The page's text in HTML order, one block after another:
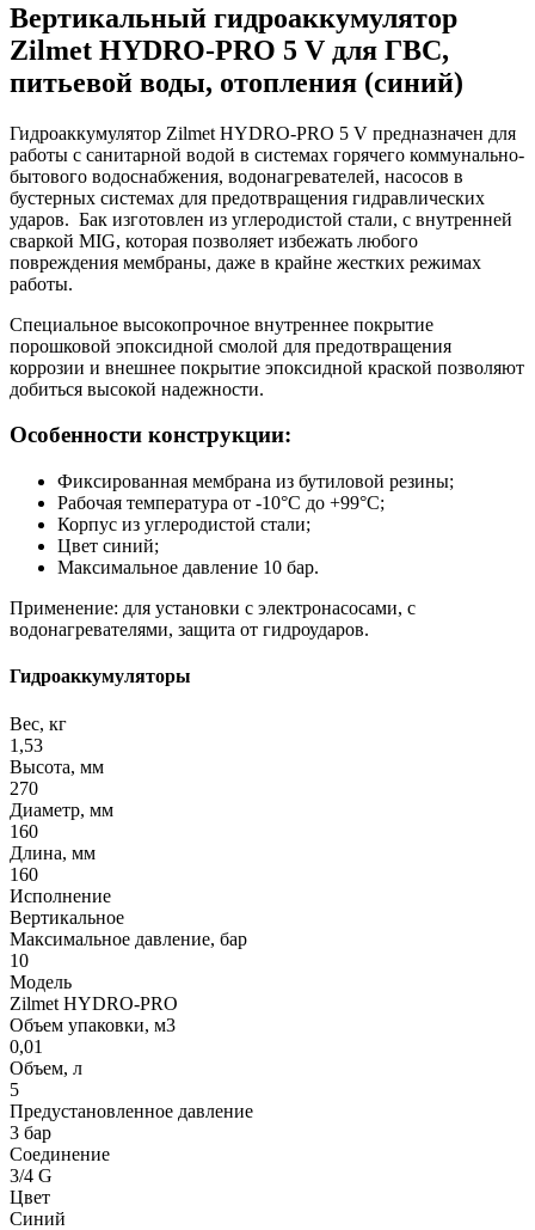
Вертикальный гидроаккумулятор
Zilmet HYDRO-PRO 5 V для ГВС,
питьевой воды, отопления (синий)
Гидроаккумулятор Zilmet HYDRO-PRO 5 V предназначен для
работы с санитарной водой в системах горячего коммунально-
бытового водоснабжения, водонагревателей, насосов в
бустерных системах для предотвращения гидравлических
ударов. Бак изготовлен из углеродистой стали, с внутренней
сваркой MIG, которая позволяет избежать любого
повреждения мембраны, даже в крайне жестких режимах
работы.
Специальное высокопрочное внутреннее покрытие
порошковой эпоксидной смолой для предотвращения
коррозии и внешнее покрытие эпоксидной краской позволяют
добиться высокой надежности.
Особенности конструкции:
Фиксированная мембрана из бутиловой резины;
Рабочая температура от -10°С до +99°С;
Корпус из углеродистой стали;
Цвет синий;
Максимальное давление 10 бар.
Применение: для установки с электронасосами, с
водонагревателями, защита от гидроударов.
Гидроаккумуляторы
Вес, кг
1,53
Высота, мм
270
Диаметр, мм
160
Длина, мм
160
Исполнение
Вертикальное
Максимальное давление, бар
10
Модель
Zilmet HYDRO-PRO
Объем упаковки, м3
0,01
Объем, л
5
Предустановленное давление
3 бар
Соединение
3/4 G
Цвет
Синий